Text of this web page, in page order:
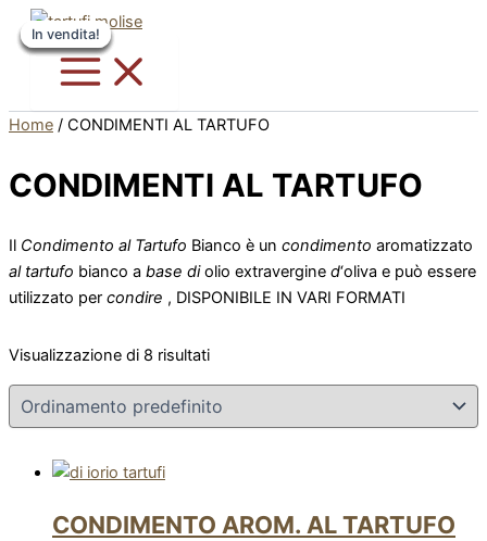
al
contenuto
Home / CONDIMENTI AL TARTUFO
CONDIMENTI AL TARTUFO
Il Condimento al Tartufo Bianco è un condimento aromatizzato
al tartufo bianco a base diolio extravergine d‘oliva e può essere
utilizzato per condire , DISPONIBILE IN VARI FORMATI
Visualizzazione di 8 risultati
In vendita!
CONDIMENTO AROM. AL TARTUFO
varianti.
opzioni
possono
scelte
nella
pagina
prodotto
In vendita!
varianti.
opzioni
possono
scelte
nella
pagina
prodotto
In vendita!
varianti.
opzioni
possono
scelte
nella
pagina
prodotto
In vendita!
In vendita!
varianti.
opzioni
possono
scelte
nella
pagina
prodotto
In vendita!